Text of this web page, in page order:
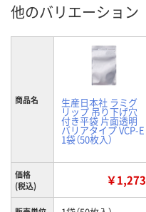
他のバリエーション
商品名 生産日本社 ラミグ
リップ 吊り下げ穴
付き平袋 片面透明
バリアタイプ VCP-E
1袋（50枚入）
価格
(税込)
￥1,273